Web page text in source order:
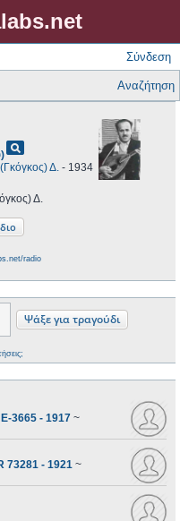
Σύνδεση
Αναζήτηση
pageview
Δ. - 1934
Δ.
radio
3665 - 1917 ~
73281 - 1921 ~